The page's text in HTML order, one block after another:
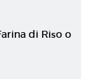
di Riso o